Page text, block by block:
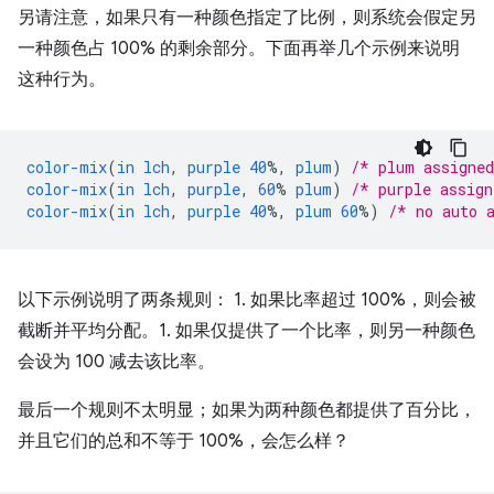
另请注意，如果只有一种颜色指定了比例，则系统会假定另
一种颜色占 100% 的剩余部分。下面再举几个示例来说明
这种行为。
color-mix(in lch, purple 40%, plum)
/* plum
color-mix(in lch, purple, 60% plum)
/* purple
color-mix(in lch, purple 40%, plum 60%) /* no auto
以下示例说明了两条规则： 1. 如果比率超过 100%，则会被
截断并平均分配。1. 如果仅提供了一个比率，则另一种颜色
会设为 100 减去该比率。
最后一个规则不太明显；如果为两种颜色都提供了百分比，
并且它们的总和不等于 100%，会怎么样？